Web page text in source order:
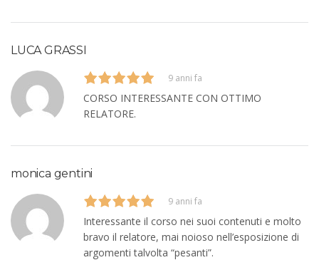
LUCA GRASSI
9 anni fa
CORSO INTERESSANTE CON OTTIMO
RELATORE.
monica gentini
9 anni fa
Interessante il corso nei suoi contenuti e molto
bravo il relatore, mai noioso nell’esposizione di
argomenti talvolta “pesanti”.